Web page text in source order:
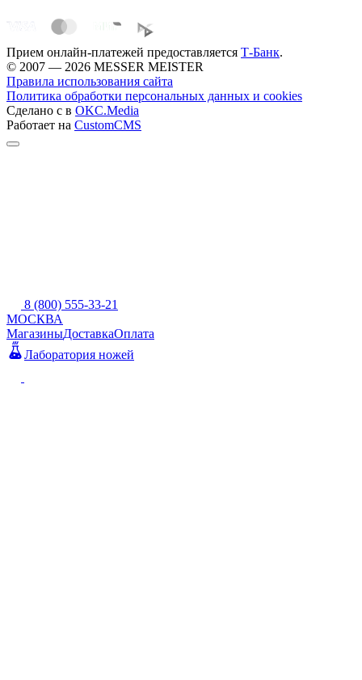
Прием онлайн-платежей предоставляется Т-Банк.
© 2007 — 2026 MESSER MEISTER
Правила использования сайта
Политика обработки персональных данных и cookies
Сделано с в OKC.Media
Работает на CustomCMS
8 (800) 555-33-21
МОСКВА
МагазиныДоставкаОплата
Лаборатория ножей